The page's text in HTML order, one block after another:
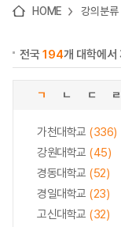
HOME 강의분류
전국194개 대학에서
ㄱ ㄴ ㄷ ㄹ
가천대학교 (336)
강원대학교 (45)
경동대학교 (52)
경일대학교 (23)
고신대학교 (32)